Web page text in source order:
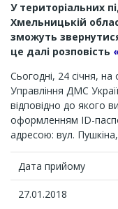
У територіальних
Хмельницькій
зможуть
це далі розповість
Сьогодні, 24 січня, на
Управління ДМС
відповідно до якого
оформленням ID-
адресою: вул.
Дата прийому
27.01.2018